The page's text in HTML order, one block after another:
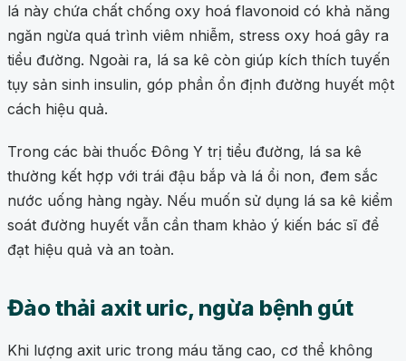
lá này chứa chất chống oxy hoá flavonoid có khả năng
ngăn ngừa quá trình viêm nhiễm, stress oxy hoá gây ra
tiểu đường. Ngoài ra, lá sa kê còn giúp kích thích tuyến
tụy sản sinh insulin, góp phần ổn định đường huyết một
cách hiệu quả.
Trong các bài thuốc Đông Y trị tiểu đường, lá sa kê
thường kết hợp với trái đậu bắp và lá ổi non, đem sắc
nước uống hàng ngày. Nếu muốn sử dụng lá sa kê kiểm
soát đường huyết vẫn cần tham khảo ý kiến bác sĩ để
đạt hiệu quả và an toàn.
Đào thải axit uric, ngừa bệnh gút
Khi lượng axit uric trong máu tăng cao, cơ thể không